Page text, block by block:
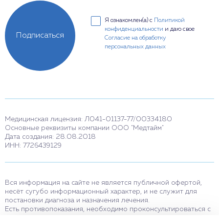
Я ознакомлен(а) с
Политикой
конфиденциальности и даю свое
Согласие на обработку
персональных данных
Подписаться
Медицинская лицензия: Л041-01137-77/00334180
Основные реквизиты компании ООО "Медтайм"
Дата создания: 28.08.2018
ИНН: 7726439129
Вся информация на сайте не является публичной офертой,
несёт сугубо информационный характер, и не служит для
постановки диагноза и назначения лечения.
Есть противопоказания, необходимо проконсультироваться с